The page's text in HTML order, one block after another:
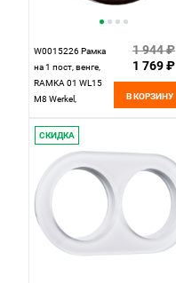
W0015226 Рамка
на 1 пост, венге,
RAMKA 01 WL15
M8 Werkel,
1 944 ₽
1 769 ₽
В КОРЗИНУ
СКИДКА